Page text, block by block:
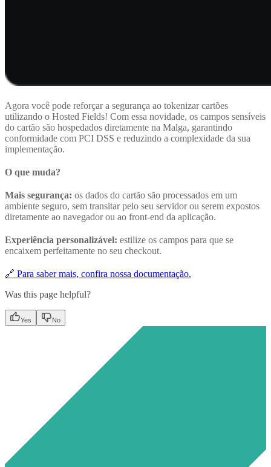
Agora você pode reforçar a segurança ao tokenizar cartões
utilizando o Hosted Fields! Com essa novidade, os campos sensíveis
do cartão são hospedados diretamente na Malga, garantindo
conformidade com PCI DSS e reduzindo a complexidade da sua
implementação.
O que muda?
Mais segurança: os dados do cartão são processados em um
ambiente seguro, sem transitar pelo seu servidor ou serem expostos
diretamente ao navegador ou ao front-end da aplicação.
Experiência personalizável: estilize os campos para que se
encaixem perfeitamente no seu checkout.
🔗 Para saber mais, confira nossa documentação.
Was this page helpful?
Yes No